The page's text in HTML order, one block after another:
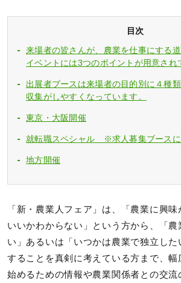
目次
来場者の皆さんが、農業を仕事にする道
イベントには3つのポイントが用意され
出展者ブースは来場者の目的別に４種
収集がしやすくなっています。
東京・大阪開催
就転職スペシャル ※求人募集ブース
地方開催
「新・農業人フェア」は、「農業に興
いいかわからない」という方から、「農
い」あるいは「いつかは農業で独立した
することを真剣に考えている方まで、幅
始めるための情報や農業関係者との交流